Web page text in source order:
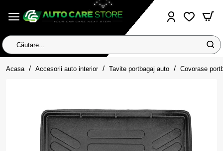
Căutare...
Acasa homeAccesorii auto interior Tavite portbagaj auto Covorase